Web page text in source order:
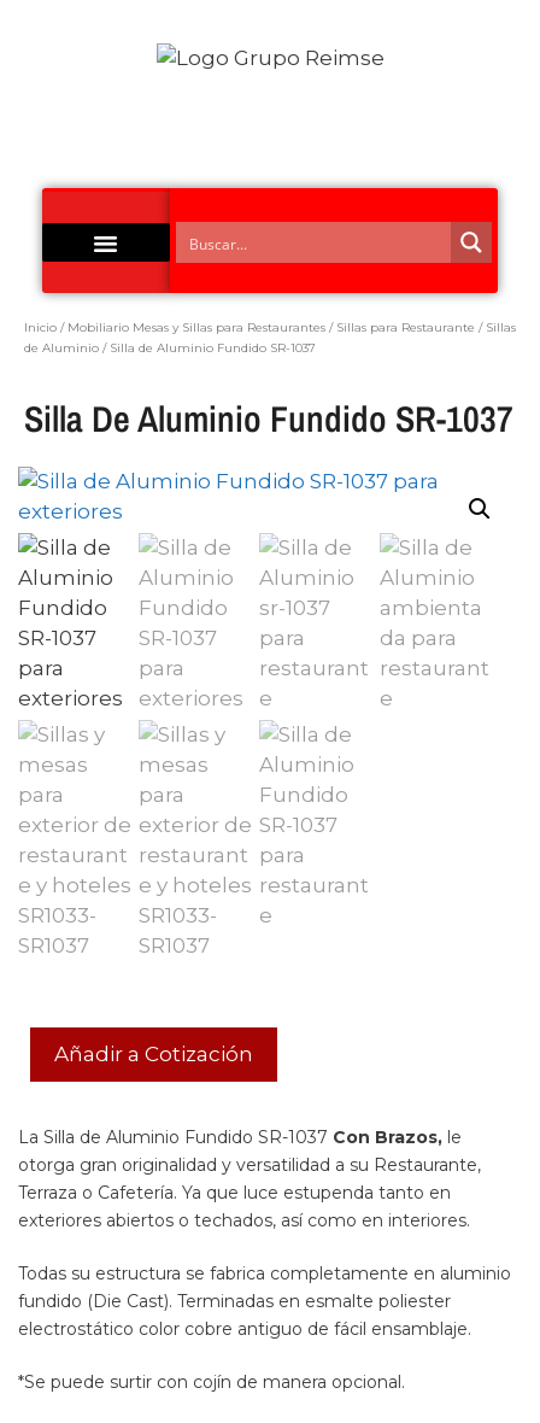
Inicio / Mobiliario Mesas y Sillas para Restaurantes / Sillas para Restaurante / Sillas
de Aluminio / Silla de Aluminio Fundido SR-1037
Silla De Aluminio Fundido SR-1037
Añadir a Cotización
La Silla de Aluminio Fundido SR-1037 Con Brazos, le
otorga gran originalidad y versatilidad a su Restaurante,
Terraza o Cafetería. Ya que luce estupenda tanto en
exteriores abiertos o techados, así como en interiores.
Todas su estructura se fabrica completamente en aluminio
fundido (Die Cast). Terminadas en esmalte poliester
electrostático color cobre antiguo de fácil ensamblaje.
*Se puede surtir con cojín de manera opcional.